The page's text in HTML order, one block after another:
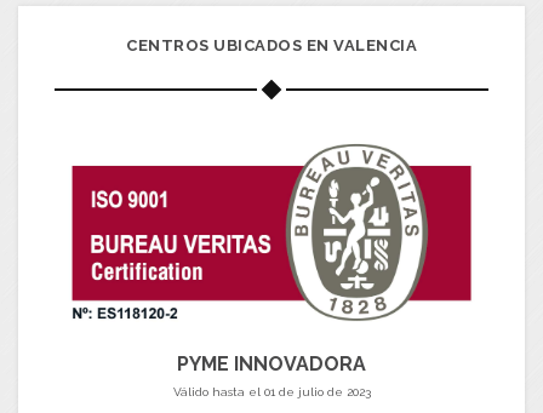
CENTROS UBICADOS EN VALENCIA
PYME INNOVADORA
Válido hasta el 01 de julio de 2023